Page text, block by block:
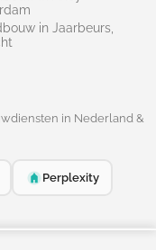
in Jaarbeurs,
in Nederland &
Perplexity